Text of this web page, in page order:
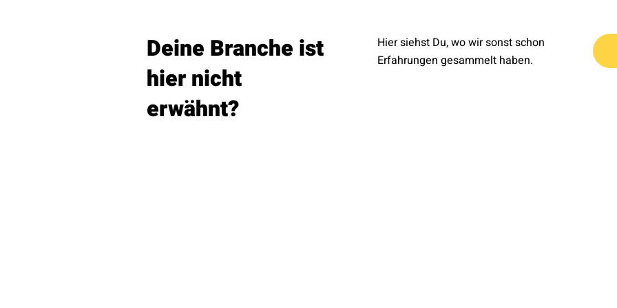
Deine Branche ist
hier nicht
erwähnt?
Hier siehst Du, wo wir sonst schon
Erfahrungen gesammelt haben.